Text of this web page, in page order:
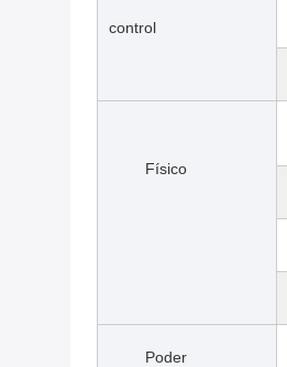
control
Físico
Poder